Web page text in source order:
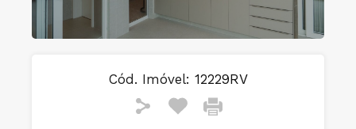
Cód. Imóvel: 12229RV